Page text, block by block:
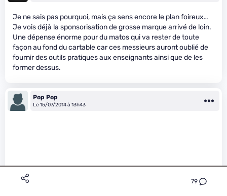
79
Je ne sais pas pourquoi, mais ça sens encore le plan foireux…
Je vois déjà la sponsorisation de grosse marque arrivé de loin.
Une dépense énorme pour du matos qui va rester de toute
façon au fond du cartable car ces messieurs auront oublié de
fournir des outils pratiques aux enseignants ainsi que de les
former dessus.
Pop Pop
Le 15/07/2014 à 13h43